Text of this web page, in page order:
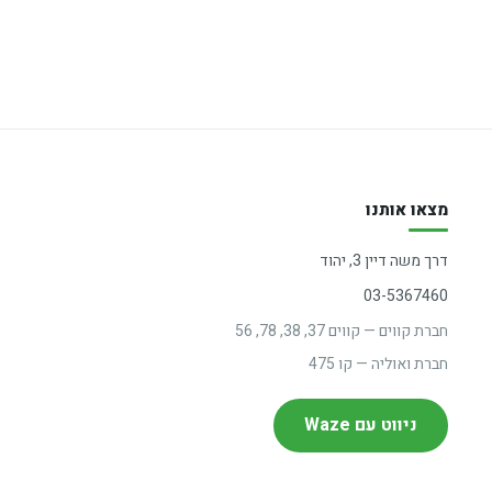
מצאו אותנו
דרך משה דיין 3, יהוד
03-5367460
חברת קווים — קווים 37, 38, 78, 56
חברת ואוליה — קו 475
ניווט עם Waze